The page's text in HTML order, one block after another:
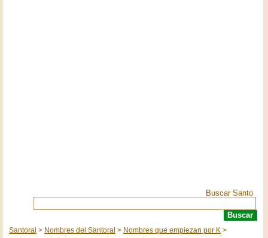
Buscar Santo
Santoral Nombres del Santoral Nombres que empiezan por K